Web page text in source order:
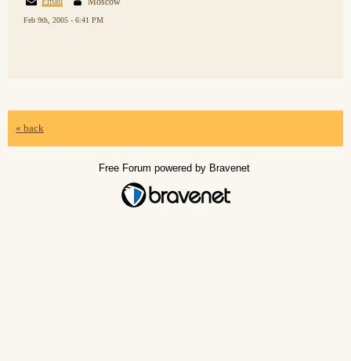
Feb 9th, 2005 - 6:41 PM
« back
Free Forum powered by Bravenet